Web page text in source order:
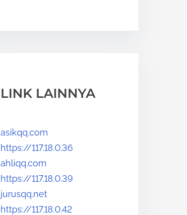
LINK LAINNYA
asikqq.com
https://117.18.0.36
ahliqq.com
https://117.18.0.39
jurusqq.net
https://117.18.0.42